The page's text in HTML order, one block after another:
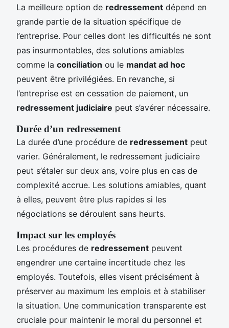
La meilleure option de redressement dépend en
grande partie de la situation spécifique de
l’entreprise. Pour celles dont les difficultés ne sont
pas insurmontables, des solutions amiables
comme la conciliation ou le mandat ad hoc
peuvent être privilégiées. En revanche, si
l’entreprise est en cessation de paiement, un
redressement judiciaire peut s’avérer nécessaire.
Durée d’un redressement
La durée d’une procédure de redressement peut
varier. Généralement, le redressement judiciaire
peut s’étaler sur deux ans, voire plus en cas de
complexité accrue. Les solutions amiables, quant
à elles, peuvent être plus rapides si les
négociations se déroulent sans heurts.
Impact sur les employés
Les procédures de redressement peuvent
engendrer une certaine incertitude chez les
employés. Toutefois, elles visent précisément à
préserver au maximum les emplois et à stabiliser
la situation. Une communication transparente est
cruciale pour maintenir le moral du personnel et